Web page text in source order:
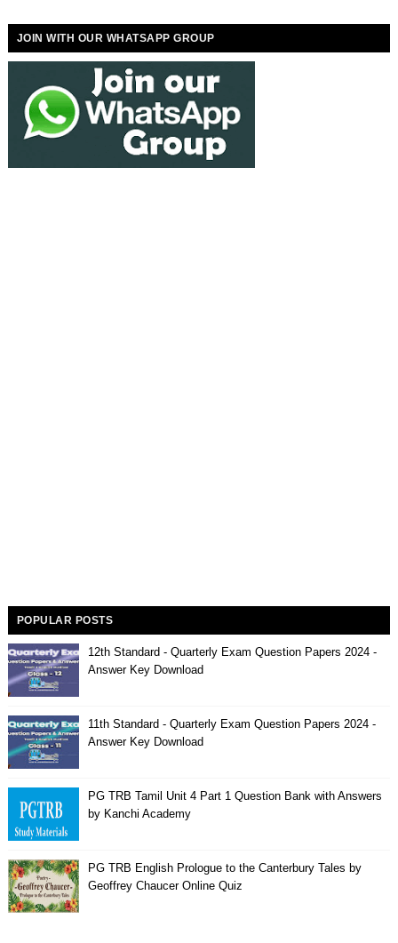
JOIN WITH OUR WHATSAPP GROUP
POPULAR POSTS
12th Standard - Quarterly Exam Question Papers 2024 -
Answer Key Download
11th Standard - Quarterly Exam Question Papers 2024 -
Answer Key Download
PG TRB Tamil Unit 4 Part 1 Question Bank with Answers
by Kanchi Academy
PG TRB English Prologue to the Canterbury Tales by
Geoffrey Chaucer Online Quiz